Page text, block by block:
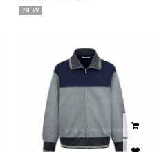
NEW